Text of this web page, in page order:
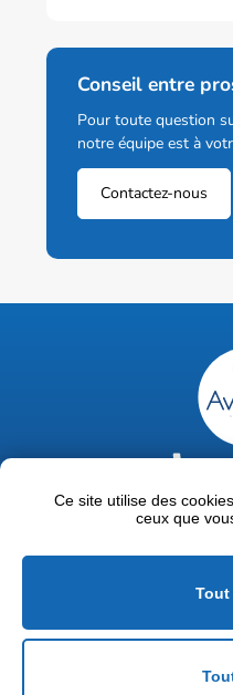
Conseil entre
Pour toute question
notre équipe est à
Contactez-nous
Ce site utilise des
ceux que
Tout